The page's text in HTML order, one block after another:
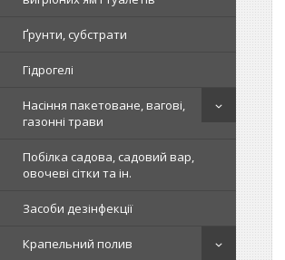
Ґрунти, субстрати
Гідрогелі
Насіння пакетоване, вагові,
газонні трави
Побілка садова, садовий вар,
овочеві сітки та ін.
Засоби дезінфекції
Крапельний полив